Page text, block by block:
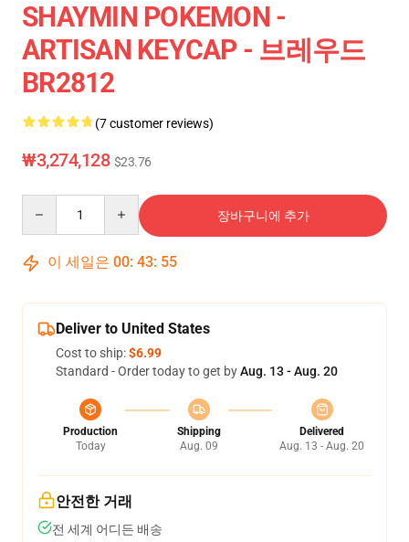
SHAYMIN POKEMON -
ARTISAN KEYCAP - 브레우드
BR2812
(7 customer reviews)
₩3,274,128 $23.76
장바구니에 추가
이 세일은 00: 43: 54
Deliver to United States
Cost to ship:$6.99
Standard - Order today to get byAug. 13 - Aug. 20
Production
Today
Shipping
Aug. 09
Delivered
Aug. 13 - Aug. 20
안전한 거래
전 세계 어디든 배송